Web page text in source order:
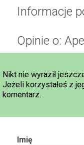
Informacje
Opinie o:
Nikt nie wyraził
Jeżeli korzystałeś z
komentarz.
Imię